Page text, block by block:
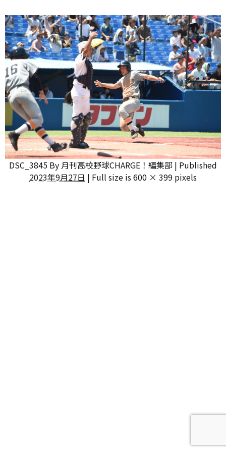
DSC_3845 By 月刊高校野球CHARGE！編集部 | Published
2023年9月27日 | Full size is 600 × 399 pixels